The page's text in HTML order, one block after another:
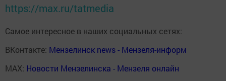
https://max.ru/tatmedia
Самое интересное в наших социальных сетях:
ВКонтакте: Мензелинск news - Мензеля-информ
MAX: Новости Мензелинска - Мензеля онлайн